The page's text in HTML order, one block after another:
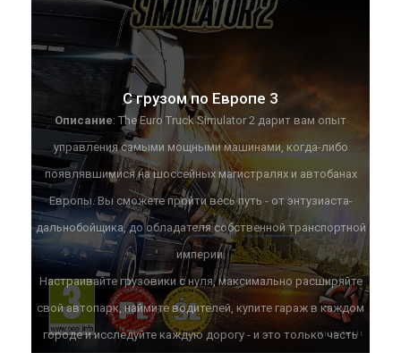
С грузом по Европе 3
Описание: The Euro Truck Simulator 2 дарит вам опыт
управления самыми мощными машинами, когда-либо
появлявшимися на шоссейных магистралях и автобанах
Европы. Вы сможете пройти весь путь - от энтузиаста-
дальнобойщика, до обладателя собственной транспортной
империи.
Настраивайте грузовики с нуля, максимально расширяйте
свой автопарк, наймите водителей, купите гараж в каждом
городе и исследуйте каждую дорогу - и это только часть